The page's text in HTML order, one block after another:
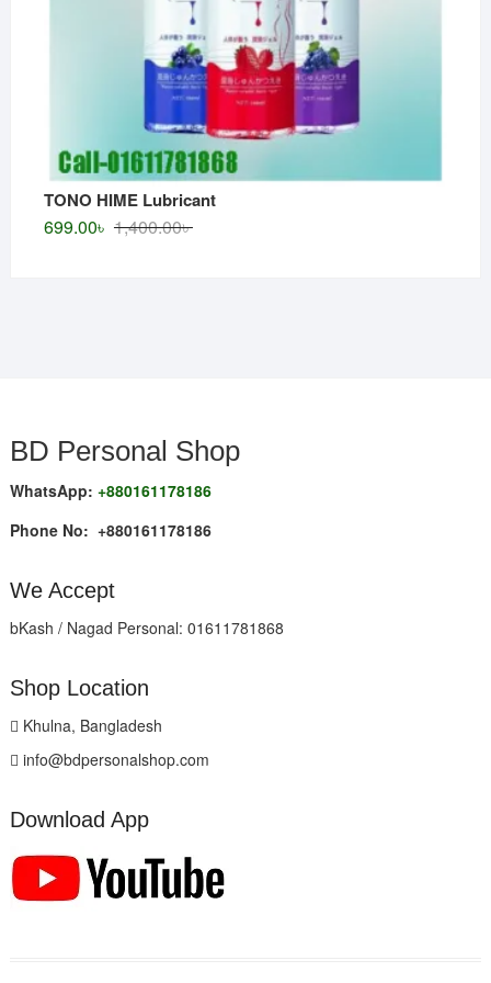
TONO HIME Lubricant
1,400.00৳Original
699.00৳
Current
BD Personal Shop
WhatsApp: +880161178186
Phone No: +880161178186
We Accept
bKash / Nagad Personal: 01611781868
Shop Location
Khulna, Bangladesh
info@bdpersonalshop.com
Download App